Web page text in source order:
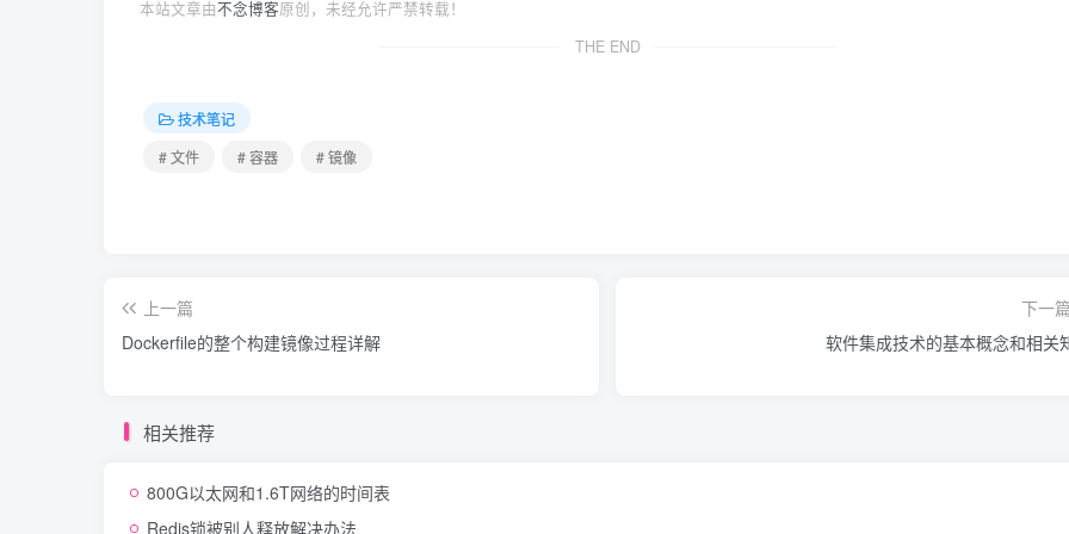
本站文章由不念博客原创，未经允许严禁转载！
THE END
技术笔记
# 文件
# 容器 # 镜像
上一篇
Dockerfile的整个构建镜像过程详解
下一
软件集成技术的基本概念和相关
相关推荐
800G以太网和1.6T网络的时间表
Redis锁被别人释放解决办法